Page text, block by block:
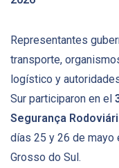
Representantes
transporte,
logístico y
Sur participaron en el
Segurança
días 25 y 26 de mayo
Grosso do Sul.